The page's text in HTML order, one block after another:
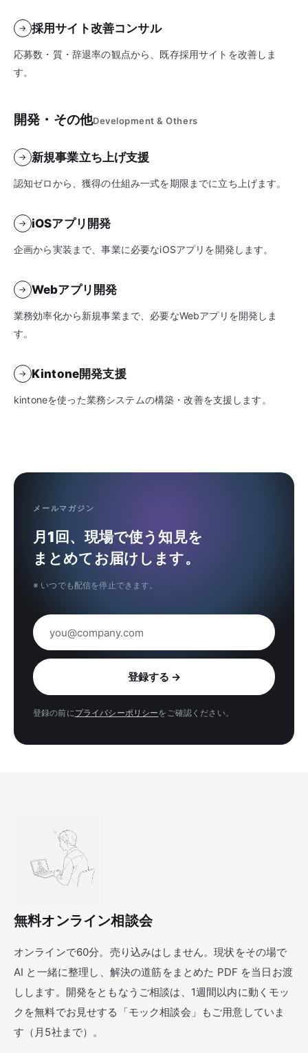
→ 採用サイト改善コンサル
応募数・質・辞退率の観点から、既存採用サイトを改善しま
す。
開発・その他Development & Others
→ 新規事業立ち上げ支援
認知ゼロから、獲得の仕組み一式を期限までに立ち上げます。
→ iOSアプリ開発
企画から実装まで、事業に必要なiOSアプリを開発します。
→ Webアプリ開発
業務効率化から新規事業まで、必要なWebアプリを開発しま
す。
→ Kintone開発支援
kintoneを使った業務システムの構築・改善を支援します。
メールマガジン
月1回、現場で使う知見を
まとめてお届けします。
※ いつでも配信を停止できます。
メールアドレス 登録する →
登録の前にプライバシーポリシーをご確認ください。
無料オンライン相談会
オンラインで60分。売り込みはしません。現状をその場で
AI と一緒に整理し、解決の道筋をまとめた PDF を当日お渡
しします。開発をともなうご相談は、1週間以内に動くモッ
クを無料でお見せする「モック相談会」もご用意していま
す（月5社まで）。